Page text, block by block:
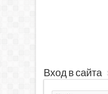
Вход в сайта